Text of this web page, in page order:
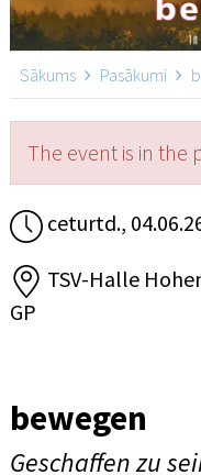
Sākums Pasākumi
The event is in the
ceturtd.,
TSV-Halle
GP
bewegen
Geschaffen zu